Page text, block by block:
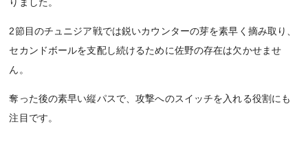
2節目のチュニジア戦では鋭いカウンターの芽を素早く摘み取り、
セカンドボールを支配し続けるために佐野の存在は欠かせませ
ん。
奪った後の素早い縦パスで、攻撃へのスイッチを入れる役割にも
注目です。